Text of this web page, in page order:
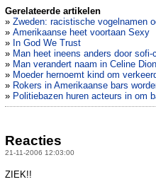
Gerelateerde artikelen
» Zweden: racistische vogelnamen
» Amerikaanse heet voortaan Sexy
» In God We Trust
» Man heet ineens anders door sofi-
» Man verandert naam in Celine
» Moeder hernoemt kind om
» Rokers in Amerikaanse bars
» Politiebazen huren acteurs in om
Reacties
21-11-2006 12:03:00
ZIEK!!